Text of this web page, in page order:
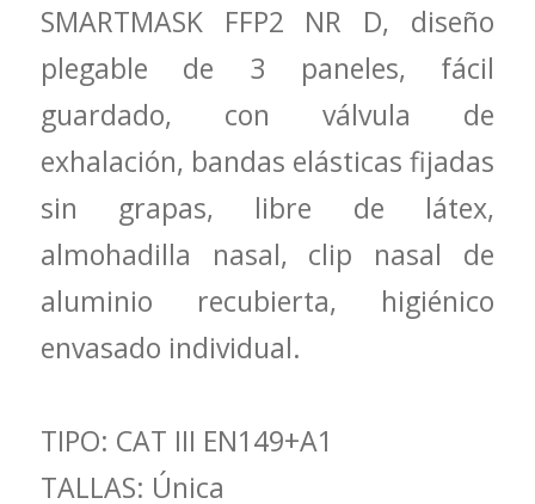
SMARTMASK FFP2 NR D, diseño
plegable de 3 paneles, fácil
guardado, con válvula de
exhalación, bandas elásticas fijadas
sin grapas, libre de látex,
almohadilla nasal, clip nasal de
aluminio recubierta, higiénico
envasado individual.
TIPO: CAT III EN149+A1
TALLAS: Única